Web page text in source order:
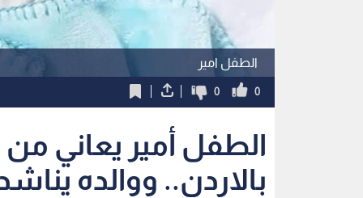
الطفل امير
0
0
الطفل أمير يعاني
بالاردن.. ووالده